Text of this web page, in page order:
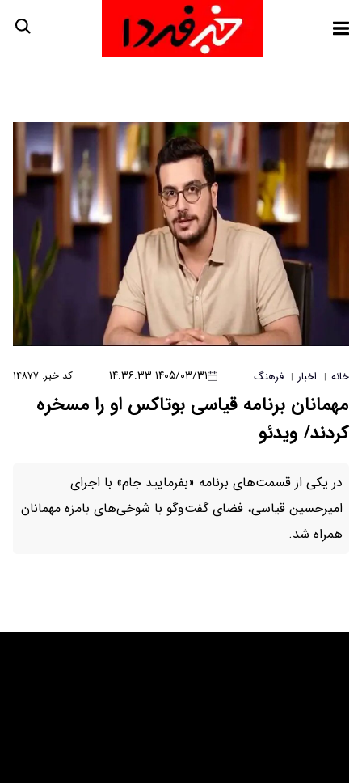
۱۴۰۵/۰۳/۳۱ ۱۴:۳۶:۳۳ کد خبر: ۱۴۸۷۷
بوتاکس او را مسخره
«بفرمایید جام» با اجرای
گفت‌وگو با شوخی‌های بامزه مهمانان